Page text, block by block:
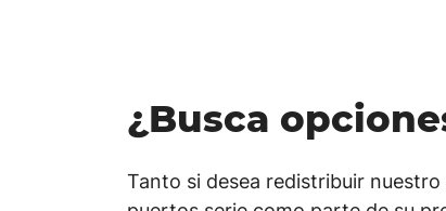
¿Busca
Tanto si desea redistribuir